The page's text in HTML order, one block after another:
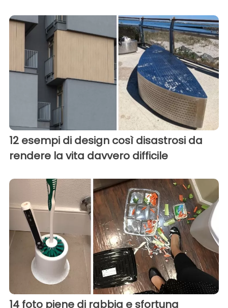
12 esempi di design così disastrosi da
rendere la vita davvero difficile
14 foto piene di rabbia e sfortuna